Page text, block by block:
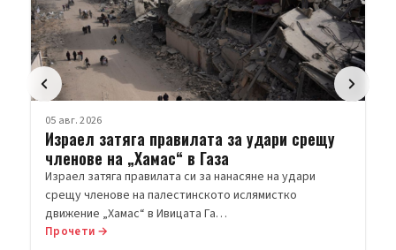
05 авг. 2026
Израел затяга правилата за удари срещу
членове на „Хамас“ в Газа
Израел затяга правилата си за нанасяне на удари
срещу членове на палестинското ислямистко
движение „Хамас“ в Ивицата Га…
Прочети →